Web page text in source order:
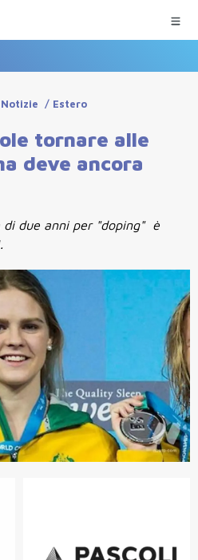
Notizie / Estero
tornare alle
deve ancora
di due anni per "doping" è